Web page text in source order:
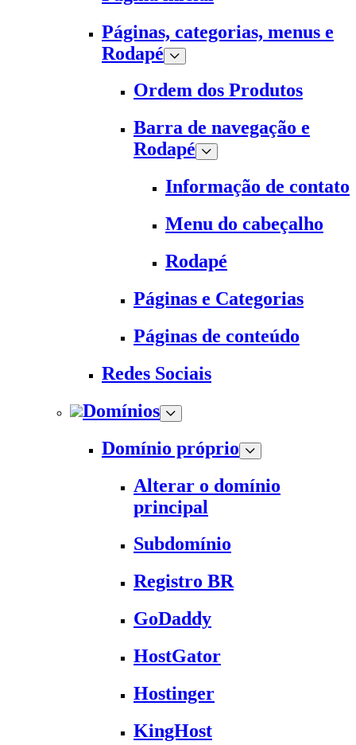
Páginas, categorias, menus e
Rodapé
Ordem dos Produtos
Barra de navegação e
Rodapé
Informação de contato
Menu do cabeçalho
Rodapé
Páginas e Categorias
Páginas de conteúdo
Redes Sociais
Domínios
Domínio próprio
Alterar o domínio
principal
Subdomínio
Registro BR
GoDaddy
HostGator
Hostinger
KingHost